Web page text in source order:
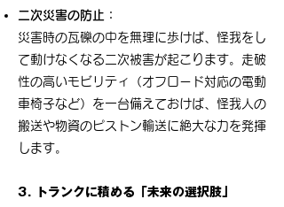
二次災害の防止：
災害時の瓦礫の中を無理に歩けば、怪我をし
て動けなくなる二次被害が起こります。走破
性の高いモビリティ（オフロード対応の電動
車椅子など）を一台備えておけば、怪我人の
搬送や物資のピストン輸送に絶大な力を発揮
します。
3. トランクに積める「未来の選択肢」